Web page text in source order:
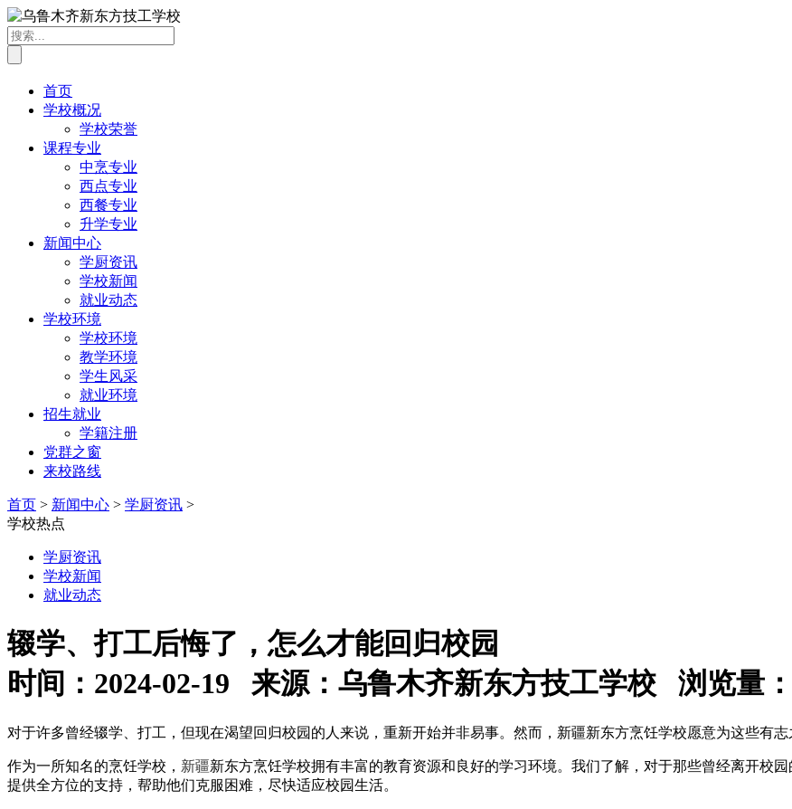
首页
学校概况
学校荣誉
课程专业
中烹专业
西点专业
西餐专业
升学专业
新闻中心
学厨资讯
学校新闻
就业动态
学校环境
学校环境
教学环境
学生风采
就业环境
招生就业
学籍注册
党群之窗
来校路线
首页 > 新闻中心 > 学厨资讯 >
学校热点
学厨资讯
学校新闻
就业动态
辍学、打工后悔了，怎么才能回归校园
时间：2024-02-19 来源：乌鲁木齐新东方技工学校 浏览量：
对于许多曾经辍学、打工，但现在渴望回归校园的人来说，重新开始并非易事。然而，新疆新东方烹饪学校愿意为这些有志
作为一所知名的烹饪学校， 新疆新东方烹饪学校拥有丰富的教育资源和良好的学习环境。我们了解，对于那些曾经离开校
提供全方位的支持，帮助他们克服困难，尽快适应校园生活。